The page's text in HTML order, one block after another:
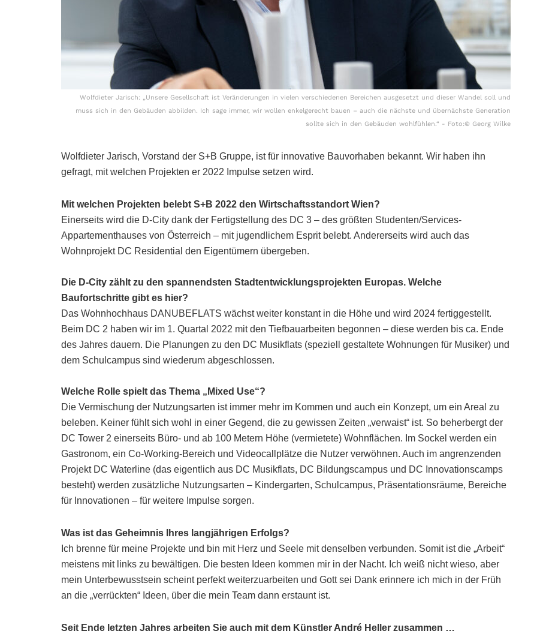
Wolfdieter Jarisch: „Unsere Gesellschaft ist Veränderungen in vielen verschiedenen Bereichen ausgesetzt und dieser Wandel soll und
muss sich in den Gebäuden abbilden. Ich sage immer, wir wollen enkelgerecht bauen – auch die nächste und übernächste Generation
sollte sich in den Gebäuden wohlfühlen.“ - Foto:© Georg Wilke
Wolfdieter Jarisch, Vorstand der S+B Gruppe, ist für innovative Bauvorhaben bekannt. Wir haben ihn
gefragt, mit welchen Projekten er 2022 Impulse setzen wird.
Mit welchen Projekten belebt S+B 2022 den Wirtschaftsstandort Wien?
Einerseits wird die D-City dank der Fertigstellung des DC 3 – des größten Studenten/Services-
Appartementhauses von Österreich – mit jugendlichem Esprit belebt. Andererseits wird auch das
Wohnprojekt DC Residential den Eigentümern übergeben.
Die D-City zählt zu den spannendsten Stadtentwicklungsprojekten Europas. Welche
Baufortschritte gibt es hier?
Das Wohnhochhaus DANUBEFLATS wächst weiter konstant in die Höhe und wird 2024 fertiggestellt.
Beim DC 2 haben wir im 1. Quartal 2022 mit den Tiefbauarbeiten begonnen – diese werden bis ca. Ende
des Jahres dauern. Die Planungen zu den DC Musikflats (speziell gestaltete Wohnungen für Musiker) und
dem Schulcampus sind wiederum abgeschlossen.
Welche Rolle spielt das Thema „Mixed Use“?
Die Vermischung der Nutzungsarten ist immer mehr im Kommen und auch ein Konzept, um ein Areal zu
beleben. Keiner fühlt sich wohl in einer Gegend, die zu gewissen Zeiten „verwaist“ ist. So beherbergt der
DC Tower 2 einerseits Büro- und ab 100 Metern Höhe (vermietete) Wohnflächen. Im Sockel werden ein
Gastronom, ein Co-Working-Bereich und Videocallplätze die Nutzer verwöhnen. Auch im angrenzenden
Projekt DC Waterline (das eigentlich aus DC Musikflats, DC Bildungscampus und DC Innovationscamps
besteht) werden zusätzliche Nutzungsarten – Kindergarten, Schulcampus, Präsentationsräume, Bereiche
für Innovationen – für weitere Impulse sorgen.
Was ist das Geheimnis Ihres langjährigen Erfolgs?
Ich brenne für meine Projekte und bin mit Herz und Seele mit denselben verbunden. Somit ist die „Arbeit“
meistens mit links zu bewältigen. Die besten Ideen kommen mir in der Nacht. Ich weiß nicht wieso, aber
mein Unterbewusstsein scheint perfekt weiterzuarbeiten und Gott sei Dank erinnere ich mich in der Früh
an die „verrückten“ Ideen, über die mein Team dann erstaunt ist.
Seit Ende letzten Jahres arbeiten Sie auch mit dem Künstler André Heller zusammen …